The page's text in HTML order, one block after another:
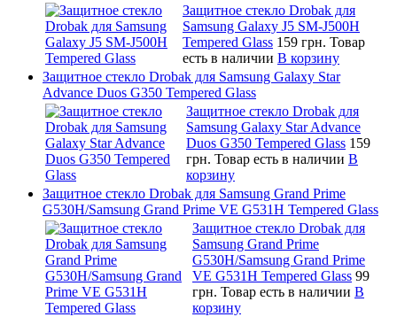
Защитное стекло Drobak для
Samsung Galaxy J5 SM-J500H
Tempered Glass 159 грн. Товар
есть в наличии В корзину
Защитное стекло Drobak для Samsung Galaxy Star
Advance Duos G350 Tempered Glass
Защитное стекло Drobak для
Samsung Galaxy Star Advance
Duos G350 Tempered Glass 159
грн. Товар есть в наличии В
корзину
Защитное стекло Drobak для Samsung Grand Prime
G530H/Samsung Grand Prime VE G531H Tempered Glass
Защитное стекло Drobak для
Samsung Grand Prime
G530H/Samsung Grand Prime
VE G531H Tempered Glass 99
грн. Товар есть в наличии В
корзину